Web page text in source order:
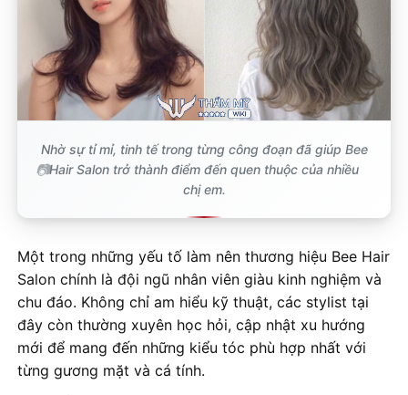
Nhờ sự tỉ mỉ, tinh tế trong từng công đoạn đã giúp Bee
Hair Salon trở thành điểm đến quen thuộc của nhiều
chị em.
Một trong những yếu tố làm nên thương hiệu Bee Hair
Salon chính là đội ngũ nhân viên giàu kinh nghiệm và
chu đáo. Không chỉ am hiểu kỹ thuật, các stylist tại
đây còn thường xuyên học hỏi, cập nhật xu hướng
mới để mang đến những kiểu tóc phù hợp nhất với
từng gương mặt và cá tính.